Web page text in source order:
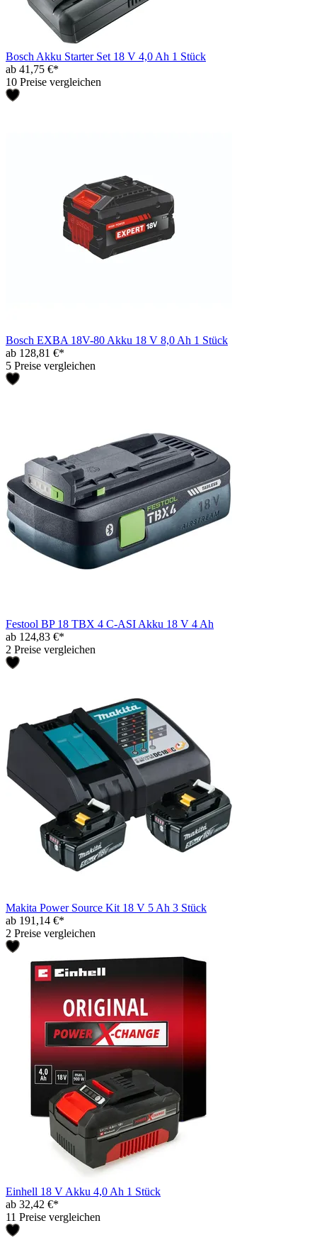
Bosch Akku Starter Set 18 V 4,0 Ah 1 Stück
ab 41,75 €*
10 Preise vergleichen
Bosch EXBA 18V-80 Akku 18 V 8,0 Ah 1 Stück
ab 128,81 €*
5 Preise vergleichen
Festool BP 18 TBX 4 C-ASI Akku 18 V 4 Ah
ab 124,83 €*
2 Preise vergleichen
Makita Power Source Kit 18 V 5 Ah 3 Stück
ab 191,14 €*
2 Preise vergleichen
Einhell 18 V Akku 4,0 Ah 1 Stück
ab 32,42 €*
11 Preise vergleichen